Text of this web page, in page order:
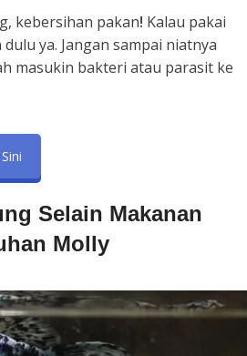
kebersihan pakan! Kalau pakai
ya. Jangan sampai niatnya
masukin bakteri atau parasit ke
Selain Makanan
Molly